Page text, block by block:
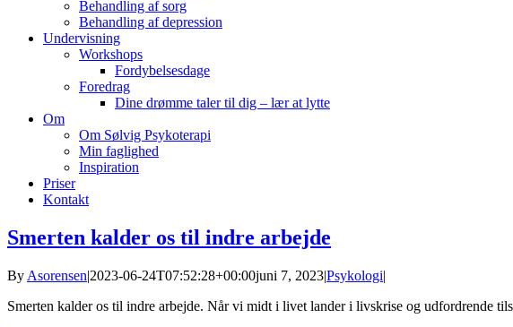
Behandling af sorg
Behandling af depression
Undervisning
Workshops
Fordybelsesdage
Foredrag
Dine drømme taler til dig – lær at lytte
Om
Om Sølvig Psykoterapi
Min faglighed
Inspiration
Priser
Kontakt
Smerten kalder os til indre arbejde
By Asorensen|2023-06-24T07:52:28+00:00juni 7, 2023|Psykologi|
Smerten kalder os til indre arbejde. Når vi midt i livet lander i livskrise og udfordrende